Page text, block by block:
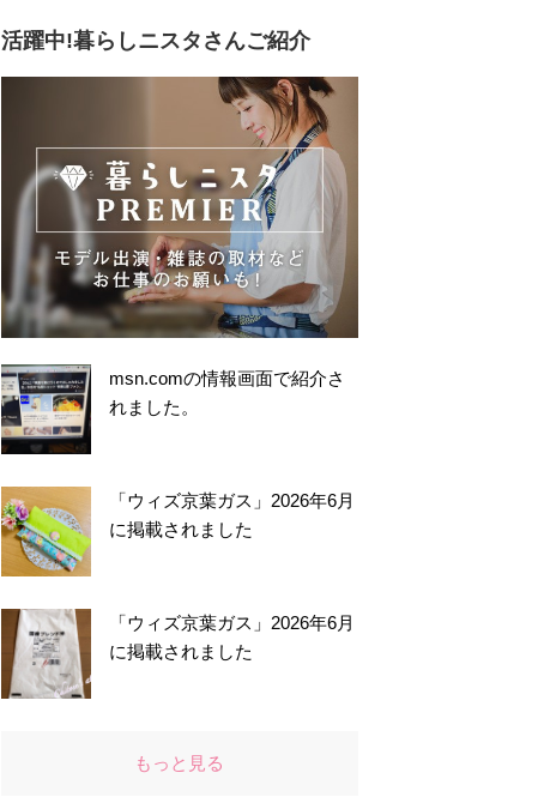
活躍中!暮らしニスタさんご紹介
msn.comの情報画面で紹介さ
れました。
「ウィズ京葉ガス」2026年6月
に掲載されました
「ウィズ京葉ガス」2026年6月
に掲載されました
もっと見る